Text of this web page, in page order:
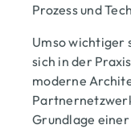
Prozess und
Umso wichtiger
sich in der
moderne
Grundlage